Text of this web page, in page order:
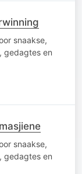
snaakse,
gedagtes en
snaakse,
gedagtes en